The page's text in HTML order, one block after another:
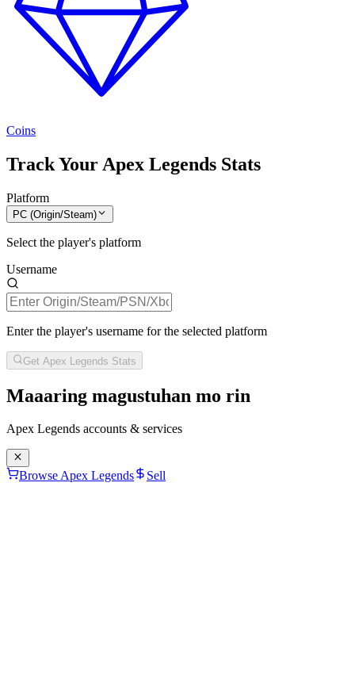
Coins
Track Your Apex Legends Stats
Platform
PC (Origin/Steam)
Select the player's platform
Username
Enter the player's username for the selected platform
Get Apex Legends Stats
Maaaring magustuhan mo rin
Apex Legends accounts & services
Browse Apex Legends Sell